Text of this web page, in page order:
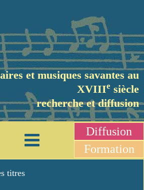
et musiques savantes au
XVIIIe siècle
recherche et diffusion
Diffusion
Formation
titres